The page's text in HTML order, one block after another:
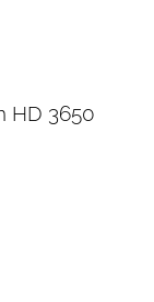
HD 3650